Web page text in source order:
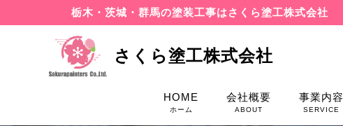
栃木・茨城・群馬の塗装工事はさくら塗工株式会社
さくら塗工株式会社
HOME
ホーム
会社概要
ABOUT
事業内容
SERVICE